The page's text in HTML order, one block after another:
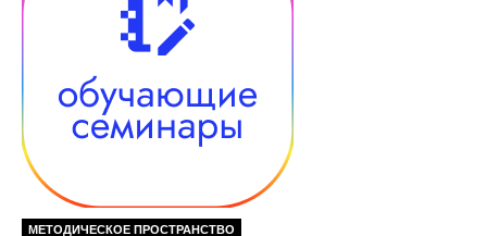
МЕТОДИЧЕСКОЕ ПРОСТРАНСТВО